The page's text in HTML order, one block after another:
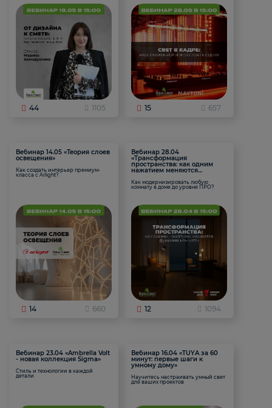
44 1105 15 657
Вебинар 14.05 «Теория слоев
освещения»
Как создать интерьер премиум-
класса с Arlight?
14 660
Вебинар 28.04
«Трансформация
пространства: как одним
нажатием меняются
Как модернизировать любую
комнату в доме до уровня ПРО?
12 1094
Вебинар 23.04 «Ambrella Volt
- новая коллекция Sigma»
Стиль и технологии в каждой
детали
Вебинар 16.04 «TUYA за 60
минут: первые шаги к
умному дому»
Научитесь настраивать умный свет
для ваших проектов